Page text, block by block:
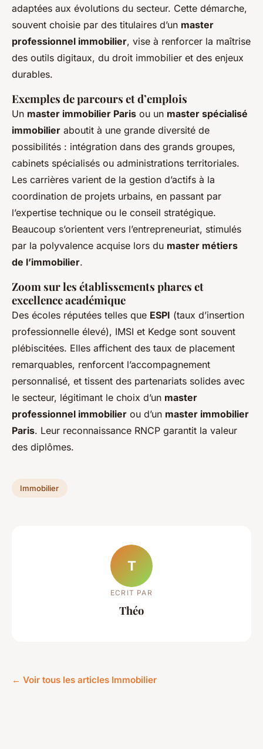
adaptées aux évolutions du secteur. Cette démarche,
souvent choisie par des titulaires d’un master
professionnel immobilier, vise à renforcer la maîtrise
des outils digitaux, du droit immobilier et des enjeux
durables.
Exemples de parcours et d’emplois
Un master immobilier Paris ou un master spécialisé
immobilier aboutit à une grande diversité de
possibilités : intégration dans des grands groupes,
cabinets spécialisés ou administrations territoriales.
Les carrières varient de la gestion d’actifs à la
coordination de projets urbains, en passant par
l’expertise technique ou le conseil stratégique.
Beaucoup s’orientent vers l’entrepreneuriat, stimulés
par la polyvalence acquise lors du master métiers
de l’immobilier.
Zoom sur les établissements phares et
excellence académique
Des écoles réputées telles que ESPI (taux d’insertion
professionnelle élevé), IMSI et Kedge sont souvent
plébiscitées. Elles affichent des taux de placement
remarquables, renforcent l’accompagnement
personnalisé, et tissent des partenariats solides avec
le secteur, légitimant le choix d’un master
professionnel immobilier ou d’un master immobilier
Paris. Leur reconnaissance RNCP garantit la valeur
des diplômes.
Immobilier
T
ECRIT PAR
Théo
← Voir tous les articles Immobilier